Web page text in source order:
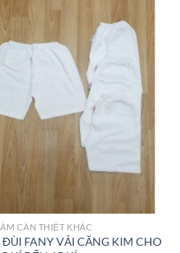
CẦN THIẾT KHÁC
FANY VẢI CĂNG KIM CHO